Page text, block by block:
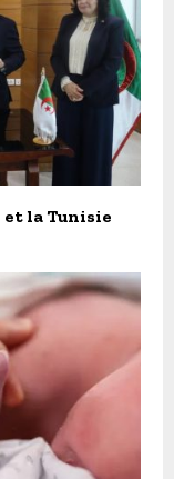
et la Tunisie